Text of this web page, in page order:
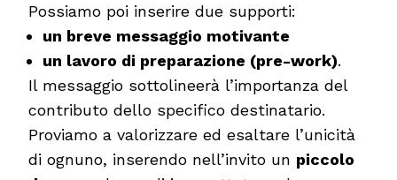
Possiamo poi inserire due supporti:
un breve messaggio motivante
un lavoro di preparazione (pre-work).
Il messaggio sottolineerà l’importanza del
contributo dello specifico destinatario.
Proviamo a valorizzare ed esaltare l’unicità
di ognuno, inserendo nell’invito un piccolo